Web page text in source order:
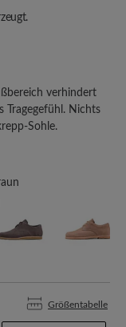
verhindert
Tragegefühl. Nichts
Sohle.
Größentabelle